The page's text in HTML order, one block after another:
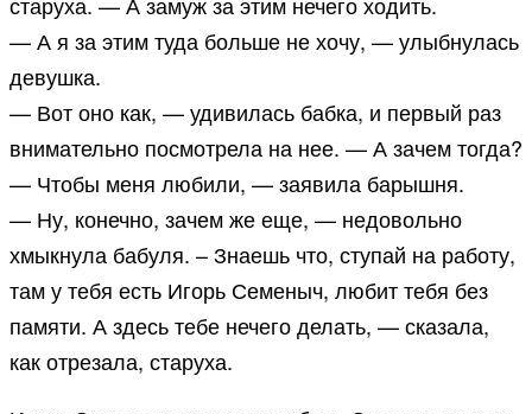
— А я за этим туда больше не хочу, — улыбнулась
девушка.
— Вот оно как, — удивилась бабка, и первый раз
внимательно посмотрела на нее. — А зачем тогда?
— Чтобы меня любили, — заявила барышня.
— Ну, конечно, зачем же еще, — недовольно
хмыкнула бабуля. – Знаешь что, ступай на работу,
там у тебя есть Игорь Семеныч, любит тебя без
памяти. А здесь тебе нечего делать, — сказала,
как отрезала, старуха.